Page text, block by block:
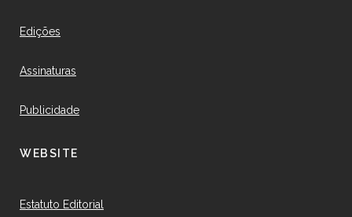
Edições
Assinaturas
Publicidade
WEBSITE
Estatuto Editorial